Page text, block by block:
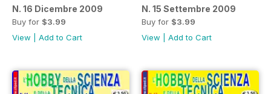
N. 16 Dicembre 2009
Buy for $3.99
View
Add to Cart
N. 15 Settembre 2009
Buy for $3.99
View
Add to Cart